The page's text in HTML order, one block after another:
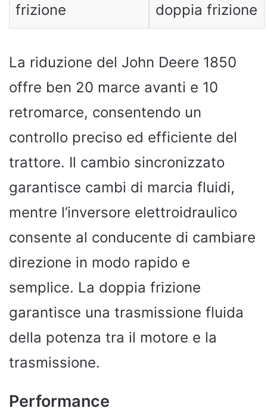
frizione doppia frizione
La riduzione del John Deere 1850
offre ben 20 marce avanti e 10
retromarce, consentendo un
controllo preciso ed efficiente del
trattore. Il cambio sincronizzato
garantisce cambi di marcia fluidi,
mentre l’inversore elettroidraulico
consente al conducente di cambiare
direzione in modo rapido e
semplice. La doppia frizione
garantisce una trasmissione fluida
della potenza tra il motore e la
trasmissione.
Performance